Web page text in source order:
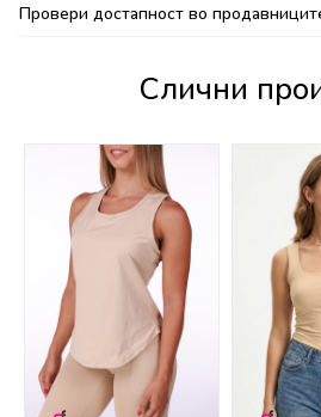
Провери достапност во
Слични